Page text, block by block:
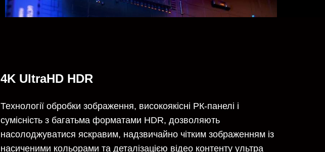
4K UltraHD HDR
Технології обробки зображення, високоякісні РК-панелі і
сумісність з багатьма форматами HDR, дозволяють
насолоджуватися яскравим, надзвичайно чітким зображенням із
насиченими кольорами та деталізацією відео контенту ультра